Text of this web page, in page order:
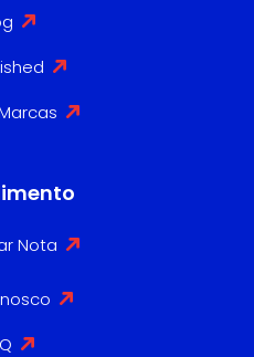
Nota